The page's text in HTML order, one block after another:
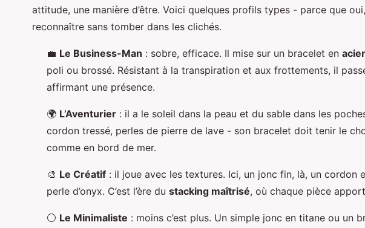
attitude, une manière d’être. Voici quelques profils types - parce que
reconnaître sans tomber dans les clichés.
💼 Le Business-Man : sobre, efficace. Il mise sur un bracelet en
poli ou brossé. Résistant à la transpiration et aux frottements, il
affirmant une présence.
🌍 L’Aventurier : il a le soleil dans la peau et du sable dans les
cordon tressé, perles de pierre de lave - son bracelet doit tenir le
comme en bord de mer.
🎨 Le Créatif : il joue avec les textures. Ici, un jonc fin, là, un cordon
perle d’onyx. C’est l’ère du stacking maîtrisé, où chaque pièce
⚪ Le Minimaliste : moins c’est plus. Un simple jonc en titane ou un